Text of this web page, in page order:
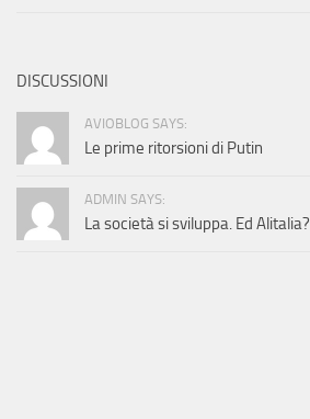
DISCUSSIONI
AVIOBLOG SAYS:
Le prime ritorsioni di Putin
ADMIN SAYS:
La società si sviluppa. Ed Alitalia?